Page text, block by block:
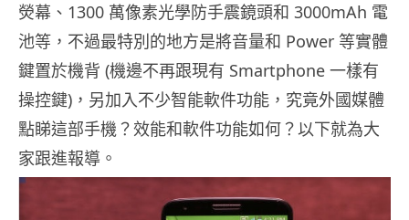
熒幕、1300 萬像素光學防手震鏡頭和 3000mAh 電
池等，不過最特別的地方是將音量和 Power 等實體
鍵置於機背 (機邊不再跟現有 Smartphone 一樣有
操控鍵)，另加入不少智能軟件功能，究竟外國媒體
點睇這部手機？效能和軟件功能如何？以下就為大
家跟進報導。